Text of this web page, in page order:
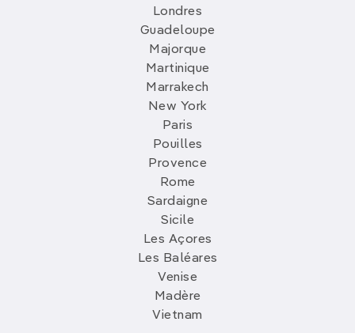
Londres
Guadeloupe
Majorque
Martinique
Marrakech
New York
Paris
Pouilles
Provence
Rome
Sardaigne
Sicile
Les Açores
Les Baléares
Venise
Madère
Vietnam